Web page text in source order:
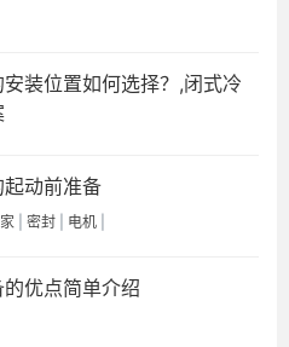
装位置如何选择？,闭式冷
动前准备
密封 电机
优点简单介绍